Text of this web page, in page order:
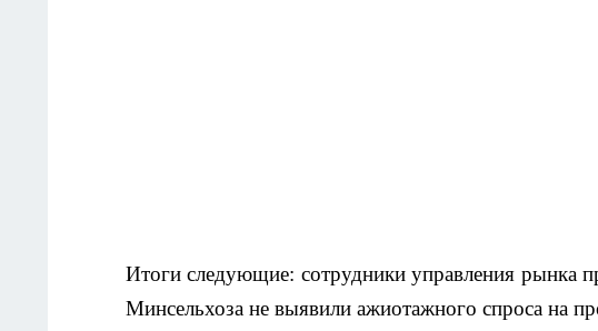
Итоги следующие: сотрудники управления рынка
Минсельхоза не выявили ажиотажного спроса на